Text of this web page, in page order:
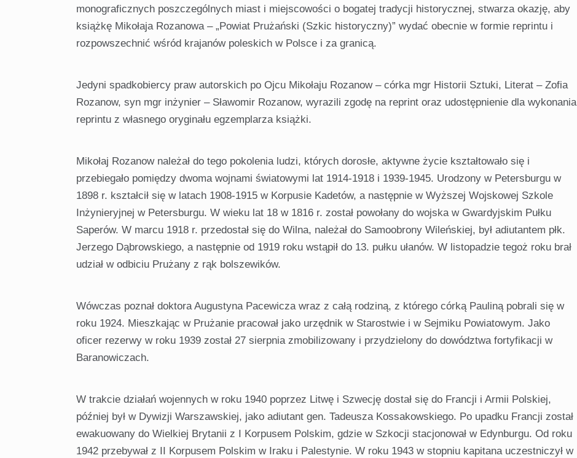
monograficznych poszczególnych miast i miejscowości o bogatej tradycji historycznej, stwarza okazję, aby
książkę Mikołaja Rozanowa – „Powiat Prużański (Szkic historyczny)” wydać obecnie w formie reprintu i
rozpowszechnić wśród krajanów poleskich w Polsce i za granicą.
Jedyni spadkobiercy praw autorskich po Ojcu Mikołaju Rozanow – córka mgr Historii Sztuki, Literat – Zofia
Rozanow, syn mgr inżynier – Sławomir Rozanow, wyrazili zgodę na reprint oraz udostępnienie dla wykonania
reprintu z własnego oryginału egzemplarza książki.
Mikołaj Rozanow należał do tego pokolenia ludzi, których dorosłe, aktywne życie kształtowało się i
przebiegało pomiędzy dwoma wojnami światowymi lat 1914-1918 i 1939-1945. Urodzony w Petersburgu w
1898 r. kształcił się w latach 1908-1915 w Korpusie Kadetów, a następnie w Wyższej Wojskowej Szkole
Inżynieryjnej w Petersburgu. W wieku lat 18 w 1816 r. został powołany do wojska w Gwardyjskim Pułku
Saperów. W marcu 1918 r. przedostał się do Wilna, należał do Samoobrony Wileńskiej, był adiutantem płk.
Jerzego Dąbrowskiego, a następnie od 1919 roku wstąpił do 13. pułku ułanów. W listopadzie tegoż roku brał
udział w odbiciu Prużany z rąk bolszewików.
Wówczas poznał doktora Augustyna Pacewicza wraz z całą rodziną, z którego córką Pauliną pobrali się w
roku 1924. Mieszkając w Prużanie pracował jako urzędnik w Starostwie i w Sejmiku Powiatowym. Jako
oficer rezerwy w roku 1939 został 27 sierpnia zmobilizowany i przydzielony do dowództwa fortyfikacji w
Baranowiczach.
W trakcie działań wojennych w roku 1940 poprzez Litwę i Szwecję dostał się do Francji i Armii Polskiej,
później był w Dywizji Warszawskiej, jako adiutant gen. Tadeusza Kossakowskiego. Po upadku Francji został
ewakuowany do Wielkiej Brytanii z I Korpusem Polskim, gdzie w Szkocji stacjonował w Edynburgu. Od roku
1942 przebywał z II Korpusem Polskim w Iraku i Palestynie. W roku 1943 w stopniu kapitana uczestniczył w